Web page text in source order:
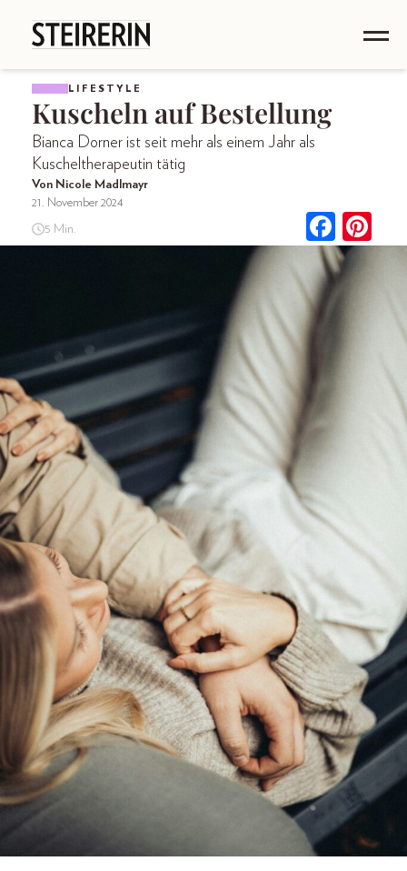
LIFESTYLE
Kuscheln auf Bestellung
Bianca Dorner ist seit mehr als einem Jahr als
Kuscheltherapeutin tätig
Von Nicole Madlmayr
21. November 2024
5 Min.